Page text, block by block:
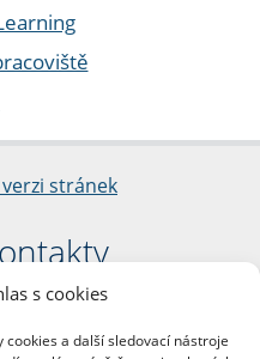
s cookies
a další sledovací nástroje
stránek
fakulta
1/2